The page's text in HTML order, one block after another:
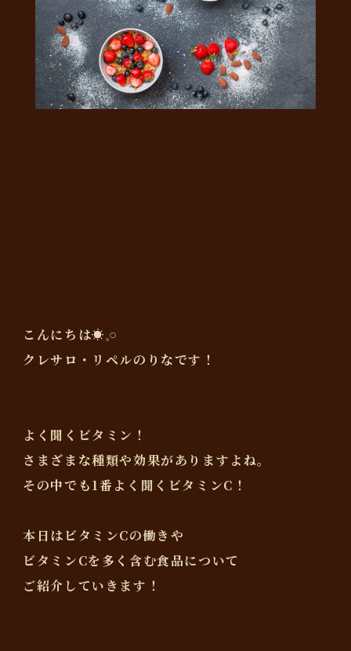
こんにちは☀️𓈒𓏸
クレサロ・リペルのりなです！
よく聞くビタミン！
さまざまな種類や効果がありますよね。
その中でも1番よく聞くビタミンC！
本日はビタミンCの働きや
ビタミンCを多く含む食品について
ご紹介していきます！